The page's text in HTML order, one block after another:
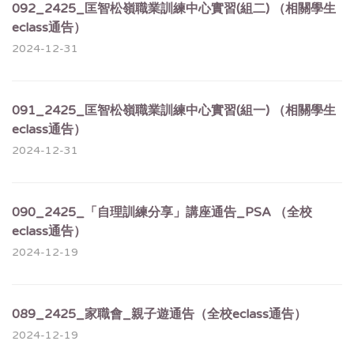
092_2425_匡智松嶺職業訓練中心實習(組二) （相關學生
eclass通告）
2024-12-31
091_2425_匡智松嶺職業訓練中心實習(組一) （相關學生
eclass通告）
2024-12-31
090_2425_「自理訓練分享」講座通告_PSA （全校
eclass通告）
2024-12-19
089_2425_家職會_親子遊通告（全校eclass通告）
2024-12-19